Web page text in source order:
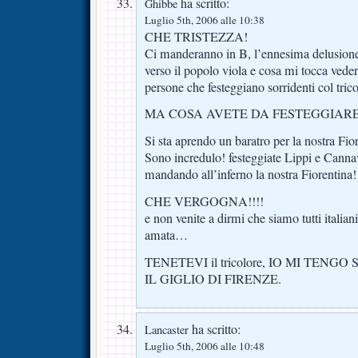
Ghibbe
Luglio 5th, 2006 alle 10:38
CHE TRISTEZZA!
Ci manderanno in B, l’ennesima
verso il popolo viola e cosa mi tocca
persone che festeggiano sorridenti col
MA COSA AVETE DA
Si sta aprendo un baratro per la nostra
Sono incredulo! festeggiate Lippi e
mandando all’inferno la nostra
CHE VERGOGNA!!!!
e non venite a dirmi che siamo tutti
amata…
TENETEVI il tricolore, IO MI TENGO
IL GIGLIO DI FIRENZE.
Lancaster ha scritto:
Luglio 5th, 2006 alle 10:48